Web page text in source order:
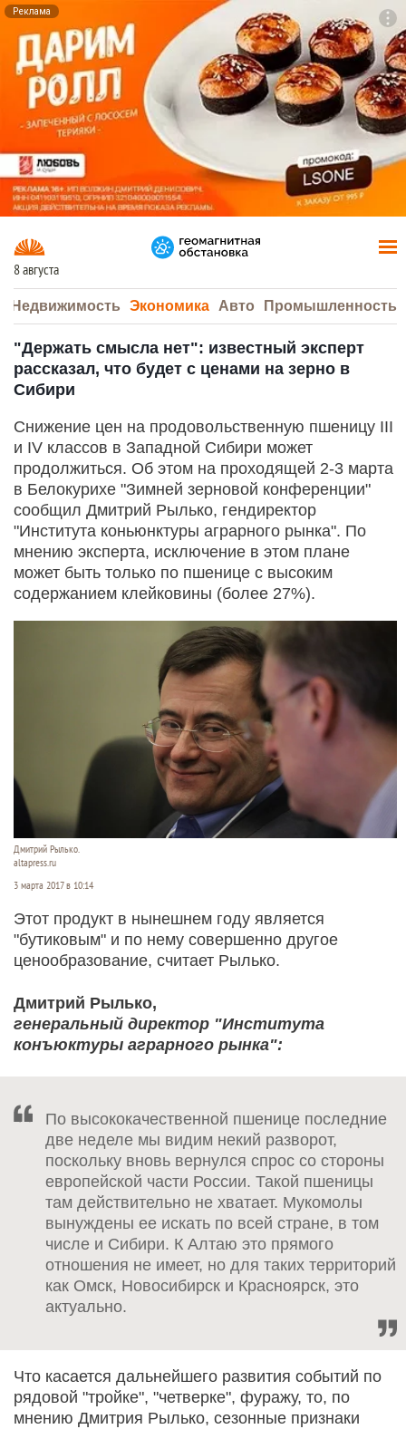
Реклама
8 августа
Недвижимость Экономика Авто Промышленность
"Держать смысла нет": известный эксперт
рассказал, что будет с ценами на зерно в
Сибири
Снижение цен на продовольственную пшеницу III
и IV классов в Западной Сибири может
продолжиться. Об этом на проходящей 2-3 марта
в Белокурихе "Зимней зерновой конференции"
сообщил Дмитрий Рылько, гендиректор
"Института коньюнктуры аграрного рынка". По
мнению эксперта, исключение в этом плане
может быть только по пшенице с высоким
содержанием клейковины (более 27%).
Дмитрий Рылько.
altapress.ru
3 марта 2017 в 10:14
Этот продукт в нынешнем году является
"бутиковым" и по нему совершенно другое
ценообразование, считает Рылько.
Дмитрий Рылько,
генеральный директор "Института
конъюктуры аграрного рынка":
По высококачественной пшенице последние
две неделе мы видим некий разворот,
поскольку вновь вернулся спрос со стороны
европейской части России. Такой пшеницы
там действительно не хватает. Мукомолы
вынуждены ее искать по всей стране, в том
числе и Сибири. К Алтаю это прямого
отношения не имеет, но для таких территорий
как Омск, Новосибирск и Красноярск, это
актуально.
Что касается дальнейшего развития событий по
рядовой "тройке", "четверке", фуражу, то, по
мнению Дмитрия Рылько, сезонные признаки